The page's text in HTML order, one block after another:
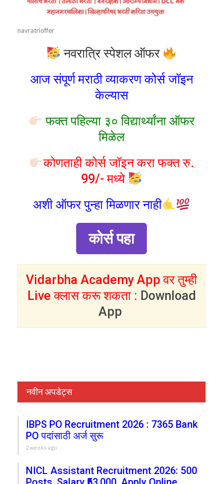
navratrioffer
नवरात्रि स्पेशल ऑफर
आज संपूर्ण मराठी व्याकरण कोर्स जॉइन
केल्यास
फक्त पहिल्या ३० विद्यार्थ्यांना ऑफर
मिळेल
कोणताही कोर्स जॉइन करा फक्त रु.
99/- मध्ये
अशी ऑफर पुन्हा मिळणार नाही
कोर्स पहा
Vidarbha Academy App वर तुम्ही
Live क्लास करू शकता : Download
App
नवीन अपडेट्स
IBPS PO Recruitment 2026 : 7365 Bank
PO पदांसाठी अर्ज सुरू
2 weeks ago
NICL Assistant Recruitment 2026: 500